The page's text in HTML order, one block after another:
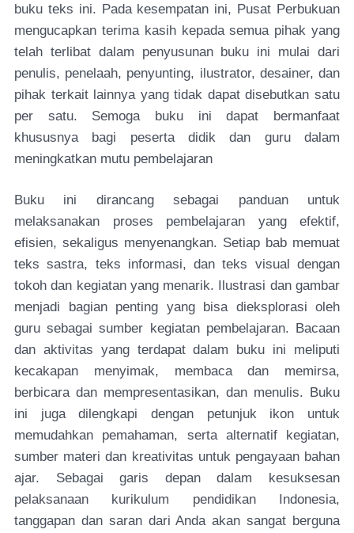
buku teks ini. Pada kesempatan ini, Pusat Perbukuan
mengucapkan terima kasih kepada semua pihak yang
telah terlibat dalam penyusunan buku ini mulai dari
penulis, penelaah, penyunting, ilustrator, desainer, dan
pihak terkait lainnya yang tidak dapat disebutkan satu
per satu. Semoga buku ini dapat bermanfaat
khususnya bagi peserta didik dan guru dalam
meningkatkan mutu pembelajaran
Buku ini dirancang sebagai panduan untuk
melaksanakan proses pembelajaran yang efektif,
efisien, sekaligus menyenangkan. Setiap bab memuat
teks sastra, teks informasi, dan teks visual dengan
tokoh dan kegiatan yang menarik. Ilustrasi dan gambar
menjadi bagian penting yang bisa dieksplorasi oleh
guru sebagai sumber kegiatan pembelajaran. Bacaan
dan aktivitas yang terdapat dalam buku ini meliputi
kecakapan menyimak, membaca dan memirsa,
berbicara dan mempresentasikan, dan menulis. Buku
ini juga dilengkapi dengan petunjuk ikon untuk
memudahkan pemahaman, serta alternatif kegiatan,
sumber materi dan kreativitas untuk pengayaan bahan
ajar. Sebagai garis depan dalam kesuksesan
pelaksanaan kurikulum pendidikan Indonesia,
tanggapan dan saran dari Anda akan sangat berguna